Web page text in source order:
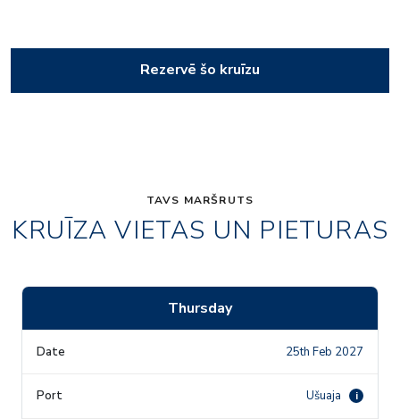
Rezervē šo kruīzu
TAVS MARŠRUTS
KRUĪZA VIETAS UN PIETURAS
Thursday
25th Feb 2027
Ušuaja i